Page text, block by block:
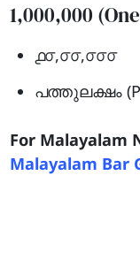
1,000,000
൧൦,൦൦,൦൦൦
പത്തുലക്ഷം
For Malayalam
Malayalam Bar